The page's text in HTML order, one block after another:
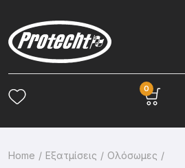
0
Home Εξατμίσεις
Ολόσωμες